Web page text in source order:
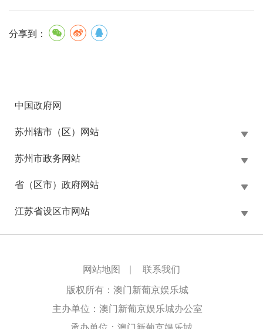
分享到：
中国政府网
苏州辖市（区）网站
苏州市政务网站
省（区市）政府网站
江苏省设区市网站
网站地图 联系我们
版权所有：澳门新葡京娱乐城
主办单位：澳门新葡京娱乐城办公室